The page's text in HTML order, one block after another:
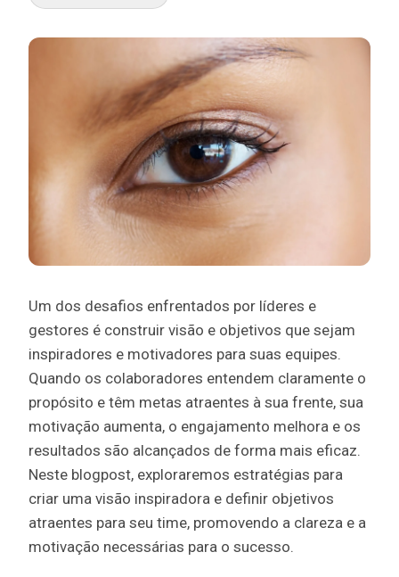
Um dos desafios enfrentados por líderes e
gestores é construir visão e objetivos que sejam
inspiradores e motivadores para suas equipes.
Quando os colaboradores entendem claramente o
propósito e têm metas atraentes à sua frente, sua
motivação aumenta, o engajamento melhora e os
resultados são alcançados de forma mais eficaz.
Neste blogpost, exploraremos estratégias para
criar uma visão inspiradora e definir objetivos
atraentes para seu time, promovendo a clareza e a
motivação necessárias para o sucesso.